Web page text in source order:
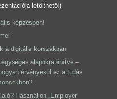
letölthető!)
képzésben!
a digitális korszakban
alapokra építve –
érvényesül ez a tudás
Használjon „Employer